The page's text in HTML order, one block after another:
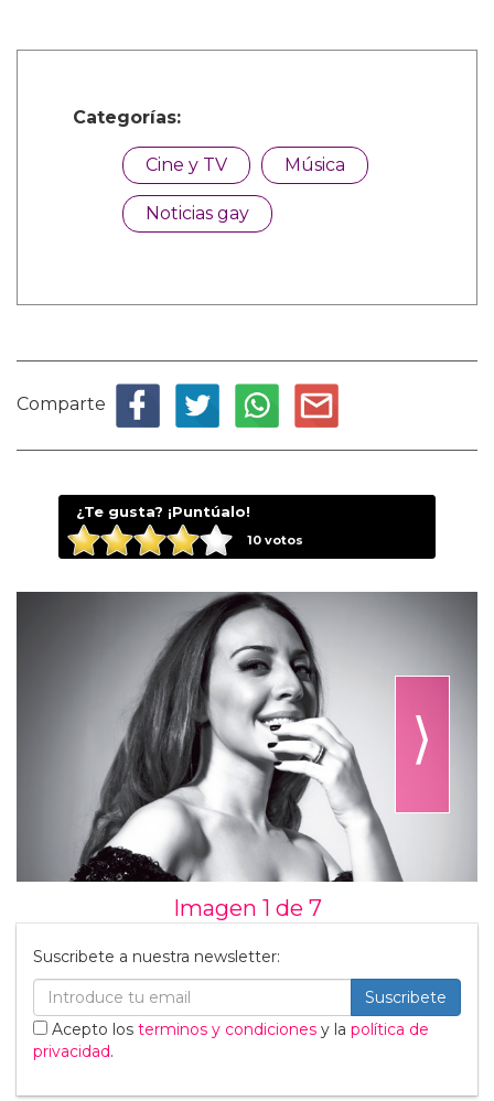
Categorías:
Cine y TV Música
Noticias gay
Comparte
¿Te gusta? ¡Puntúalo!
10votos
⟩
Imagen 1 de 7
Suscribete a nuestra newsletter:
Suscribete
Acepto los terminos y condiciones y la política de
privacidad.